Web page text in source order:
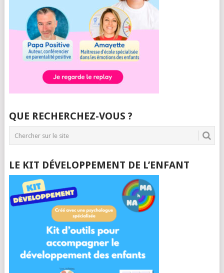
QUE RECHERCHEZ-VOUS ?
LE KIT DÉVELOPPEMENT DE L’ENFANT